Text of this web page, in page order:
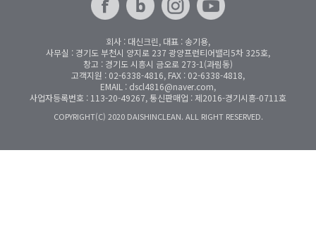
회사 : 대신크린, 대표 : 송기용,
사무실 : 경기도 부천시 양지로 237 광양프런티어밸리5차 325호,
창고 : 경기도 시흥시 금오로 273-1(과림동)
고객지원 : 02-6338-4816, FAX : 02-6338-4818,
EMAIL : dscl4816@naver.com,
사업자등록번호 : 113-20-49267, 통신판매업 : 제2016-경기시흥-0711호
COPYRIGHT(C) 2020 DAISHINCLEAN. ALL RIGHT RESERVED.